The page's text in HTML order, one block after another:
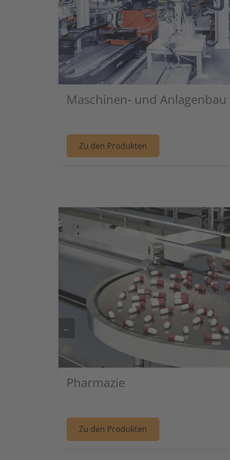
Maschinen- und Anlagenbau
Zu den Produkten
Weiter zu Artikel:
←
Pharmazie
Zu den Produkten
Weiter zu Artikel:
←